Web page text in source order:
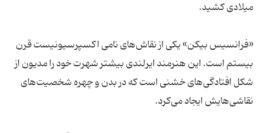
«فرانسیس بیکن» یکی از نقاش‌های نامی اکسپرسیونیست قرن
بیستم است. این هنرمند ایرلندی بیشتر شهرت خود را مدیون از
شکل‌ افتادگی‌های خشنی است که در بدن و چهره شخصیت‌های